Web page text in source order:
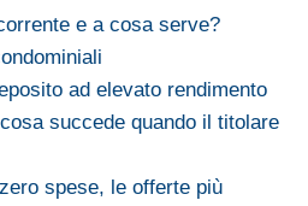
e a cosa serve?
ad elevato rendimento
succede quando il titolare
spese, le offerte più